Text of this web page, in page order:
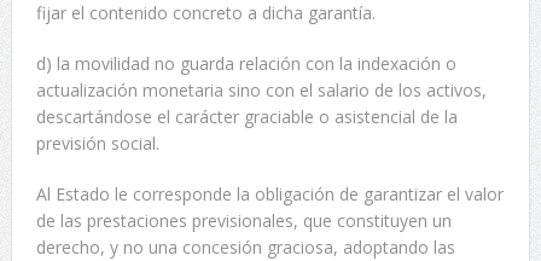
fijar el contenido concreto a dicha garantía.
d) la movilidad no guarda relación con la indexación o
actualización monetaria sino con el salario de los activos,
descartándose el carácter graciable o asistencial de la
previsión social.
Al Estado le corresponde la obligación de garantizar el valor
de las prestaciones previsionales, que constituyen un
derecho, y no una concesión graciosa, adoptando las